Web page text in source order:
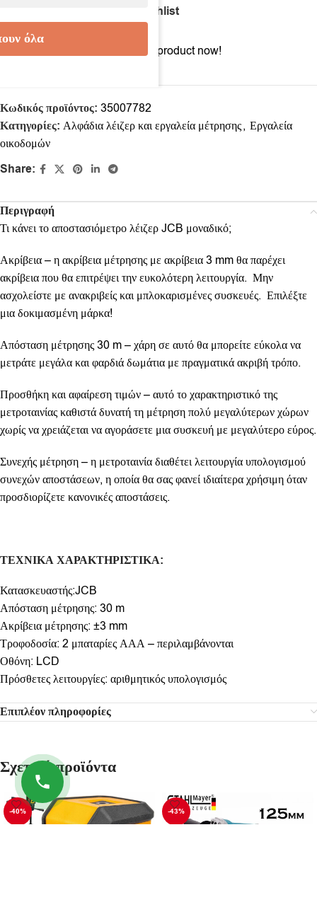
Add to wishlist
People watching this product now!
Κωδικός προϊόντος: 35007782
Κατηγορίες: Αλφάδια λέιζερ και εργαλεία μέτρησης, Εργαλεία
οικοδομών
Share:
Περιγραφή
Τι κάνει το αποστασιόμετρο λέιζερ JCB μοναδικό;
Ακρίβεια – η ακρίβεια μέτρησης με ακρίβεια 3 mm θα παρέχει
ακρίβεια που θα επιτρέψει την ευκολότερη λειτουργία. Μην
ασχολείστε με ανακριβείς και μπλοκαρισμένες συσκευές. Επιλέξτε
μια δοκιμασμένη μάρκα!
Απόσταση μέτρησης 30 m – χάρη σε αυτό θα μπορείτε εύκολα να
μετράτε μεγάλα και φαρδιά δωμάτια με πραγματικά ακριβή τρόπο.
Προσθήκη και αφαίρεση τιμών – αυτό το χαρακτηριστικό της
μετροταινίας καθιστά δυνατή τη μέτρηση πολύ μεγαλύτερων χώρων
χωρίς να χρειάζεται να αγοράσετε μια συσκευή με μεγαλύτερο εύρος.
Συνεχής μέτρηση – η μετροταινία διαθέτει λειτουργία υπολογισμού
συνεχών αποστάσεων, η οποία θα σας φανεί ιδιαίτερα χρήσιμη όταν
προσδιορίζετε κανονικές αποστάσεις.
ΤΕΧΝΙΚΑΧΑΡΑΚΤΗΡΙΣΤΙΚΑ:
Κατασκευαστής:JCB
Απόσταση μέτρησης: 30 m
Ακρίβεια μέτρησης: ±3 mm
Τροφοδοσία: 2 μπαταρίες ΑΑΑ – περιλαμβάνονται
Οθόνη: LCD
Πρόσθετες λειτουργίες: αριθμητικός υπολογισμός
Επιπλέον πληροφορίες
Σχετικά προϊόντα
-40% -43%
όλα